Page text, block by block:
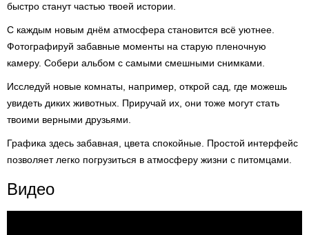
быстро станут частью твоей истории.
С каждым новым днём атмосфера становится всё уютнее.
Фотографируй забавные моменты на старую пленочную
камеру. Собери альбом с самыми смешными снимками.
Исследуй новые комнаты, например, открой сад, где можешь
увидеть диких животных. Приручай их, они тоже могут стать
твоими верными друзьями.
Графика здесь забавная, цвета спокойные. Простой интерфейс
позволяет легко погрузиться в атмосферу жизни с питомцами.
Видео